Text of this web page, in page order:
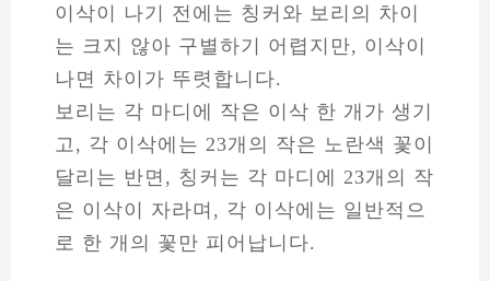
이삭이 나기 전에는 칭커와 보리의 차이
는 크지 않아 구별하기 어렵지만, 이삭이
나면 차이가 뚜렷합니다.
보리는 각 마디에 작은 이삭 한 개가 생기
고, 각 이삭에는 23개의 작은 노란색 꽃이
달리는 반면, 칭커는 각 마디에 23개의 작
은 이삭이 자라며, 각 이삭에는 일반적으
로 한 개의 꽃만 피어납니다.